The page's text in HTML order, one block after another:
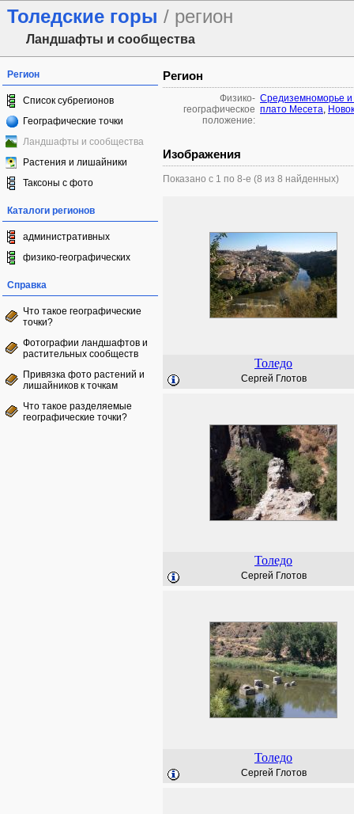
Толедские горы / регион
Ландшафты и сообщества
Регион
Список субрегионов
Географические точки
Ландшафты и сообщества
Растения и лишайники
Таксоны с фото
Каталоги регионов
административных
физико-географических
Справка
Что такое географические
точки?
Фотографии ландшафтов и
растительных сообществ
Привязка фото растений и
лишайников к точкам
Что такое разделяемые
географические точки?
Регион
Физико-
географическое
положение:
Средиземноморье и
плато Месета,
Изображения
Показано с 1 по 8-е (8 из 8 найденных)
Толедо
Сергей Глотов
Толедо
Сергей Глотов
Толедо
Сергей Глотов